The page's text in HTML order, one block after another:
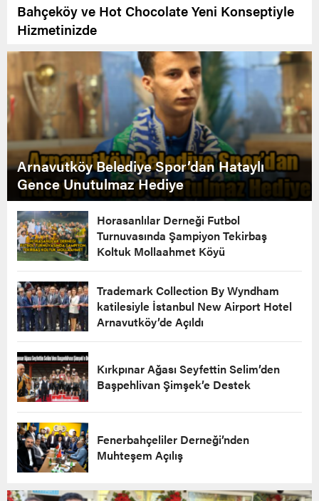
Bahçeköy ve Hot Chocolate Yeni Konseptiyle
Hizmetinizde
Arnavutköy Belediye Spor’dan Hataylı
Gence Unutulmaz Hediye
Horasanlılar Derneği Futbol
Turnuvasında Şampiyon Tekirbaş
Koltuk Mollaahmet Köyü
Trademark Collection By Wyndham
katilesiyle İstanbul New Airport Hotel
Arnavutköy’de Açıldı
Kırkpınar Ağası Seyfettin Selim’den
Başpehlivan Şimşek’e Destek
Fenerbahçeliler Derneği’nden
Muhteşem Açılış